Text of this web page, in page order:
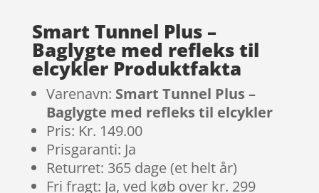
Smart Tunnel Plus –
Baglygte med refleks til
elcykler Produktfakta
Varenavn: Smart Tunnel Plus –
Baglygte med refleks til elcykler
Pris: Kr. 149.00
Prisgaranti: Ja
Returret: 365 dage (et helt år)
Fri fragt: Ja, ved køb over kr. 299